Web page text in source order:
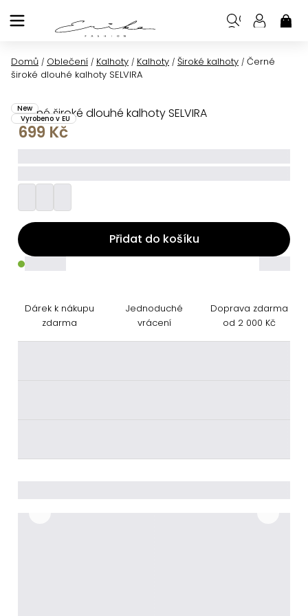
na
Domů / Oblečení / Kalhoty / Kalhoty / Široké kalhoty / Černé
široké dlouhé kalhoty SELVIRA
Černé široké dlouhé kalhoty SELVIRA
New
Vyrobeno v EU
699 Kč
Přidat do košíku
Dárek k nákupu
zdarma
Jednoduché
vrácení
Doprava zdarma
od 2 000 Kč